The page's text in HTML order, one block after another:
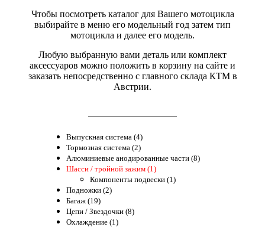
Чтобы посмотреть каталог для Вашего мотоцикла
выбирайте в меню его модельный год затем тип
мотоцикла и далее его модель.
Любую выбранную вами деталь или комплект
аксессуаров можно положить в корзину на сайте и
заказать непосредственно с главного склада КТМ в
Австрии.
Выпускная система (4)
Тормозная система (2)
Алюминиевые анодированные части (8)
Шасси / тройной зажим (1)
Компоненты подвески (1)
Подножки (2)
Багаж (19)
Цепи / Звездочки (8)
Охлаждение (1)